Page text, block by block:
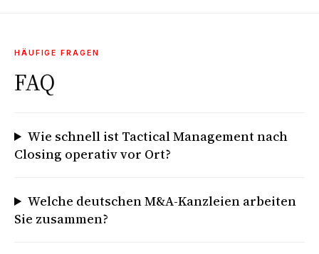
HÄUFIGE FRAGEN
FAQ
Wie schnell ist Tactical Management nach
Closing operativ vor Ort?
Welche deutschen M&A-Kanzleien arbeiten
Sie zusammen?